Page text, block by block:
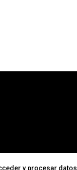
y procesar datos